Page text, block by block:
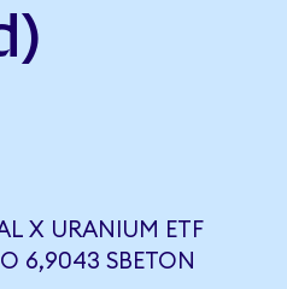
X URANIUM ETF
6,9043 SBETON